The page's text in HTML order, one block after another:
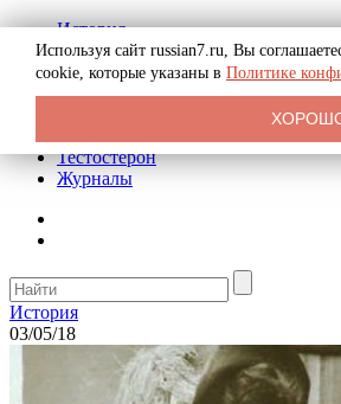
История
Биография
Криминал
Реклама на сайте
Тестостерон
Журналы
История
03/05/18
Используя сайт russian7.ru, Вы
cookie, которые указаны в Политике